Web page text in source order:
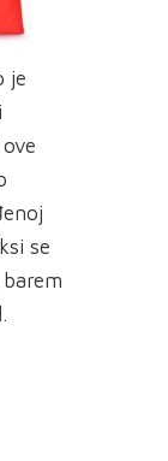
je
se